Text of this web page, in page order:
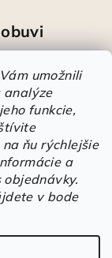
umožnili
analýze
funkcie,
ňu rýchlejšie
a
v bode
Športové pracovné poltopánky PRESTIGE CLASSIC biele